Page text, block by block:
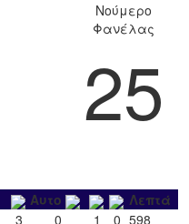
Νούμερο
Φανέλας
25
Αυτο
Λεπτά
3 0 1 0 598